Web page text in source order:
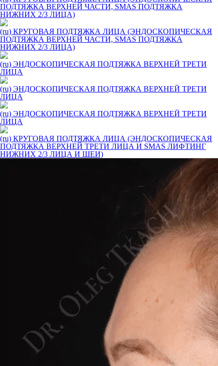
ПОДТЯЖКА ВЕРХНЕЙ ЧАСТИ, SMAS ПОДТЯЖКА
НИЖНИХ 2/3 ЛИЦА)
(ru) КРУГОВАЯ ПОДТЯЖКА ЛИЦА (ЭНДОСКОПИЧЕСКАЯ
ПОДТЯЖКА ВЕРХНЕЙ ЧАСТИ, SMAS ПОДТЯЖКА
НИЖНИХ 2/3 ЛИЦА)
(ru) ЭНДОСКОПИЧЕСКАЯ ПОДТЯЖКА ВЕРХНЕЙ ТРЕТИ
ЛИЦА
(ru) ЭНДОСКОПИЧЕСКАЯ ПОДТЯЖКА ВЕРХНЕЙ ТРЕТИ
ЛИЦА
(ru) ЭНДОСКОПИЧЕСКАЯ ПОДТЯЖКА ВЕРХНЕЙ ТРЕТИ
ЛИЦА
(ru) КРУГОВАЯ ПОДТЯЖКА ЛИЦА (ЭНДОСКОПИЧЕСКАЯ
ПОДТЯЖКА ВЕРХНЕЙ ТРЕТИ ЛИЦА И SMAS ЛИФТИНГ
НИЖНИХ 2/3 ЛИЦА И ШЕИ)